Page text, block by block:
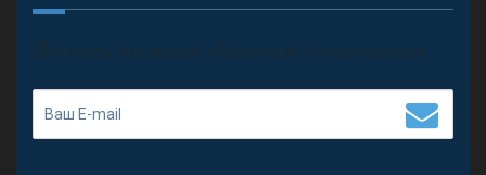
П олучить последние обновления и предложения.